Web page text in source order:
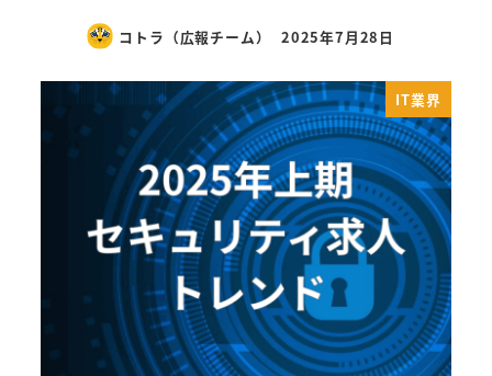
コトラ（広報チーム） 2025年7月28日
IT業界